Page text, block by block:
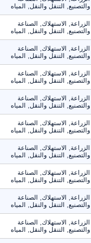
والتصنيع, التنقل والنقل, المياه
الزراعة, الاستهلاك, الصناعة
والتصنيع, التنقل والنقل, المياه
الزراعة, الاستهلاك, الصناعة
والتصنيع, التنقل والنقل, المياه
الزراعة, الاستهلاك, الصناعة
والتصنيع, التنقل والنقل, المياه
الزراعة, الاستهلاك, الصناعة
والتصنيع, التنقل والنقل, المياه
الزراعة, الاستهلاك, الصناعة
والتصنيع, التنقل والنقل, المياه
الزراعة, الاستهلاك, الصناعة
والتصنيع, التنقل والنقل, المياه
الزراعة, الاستهلاك, الصناعة
والتصنيع, التنقل والنقل, المياه
الزراعة, الاستهلاك, الصناعة
والتصنيع, التنقل والنقل, المياه
الزراعة, الاستهلاك, الصناعة
والتصنيع, التنقل والنقل, المياه